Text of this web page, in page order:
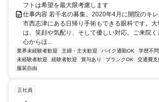
フトは希望を最大限考慮します
仕事内容 若干名の募集。2020年4月に開院のキ
市西志津にある日帰り手術もできる眼科です。
は、笑顔や気配り、そして優しい対応。ご来院
心からほ...
業界未経験者歓迎 主婦・主夫歓迎 バイク通勤OK 学歴不問
未経験者歓迎
経験者歓迎 賞与あり ブランクOK 交通費支
服装自由
正社員